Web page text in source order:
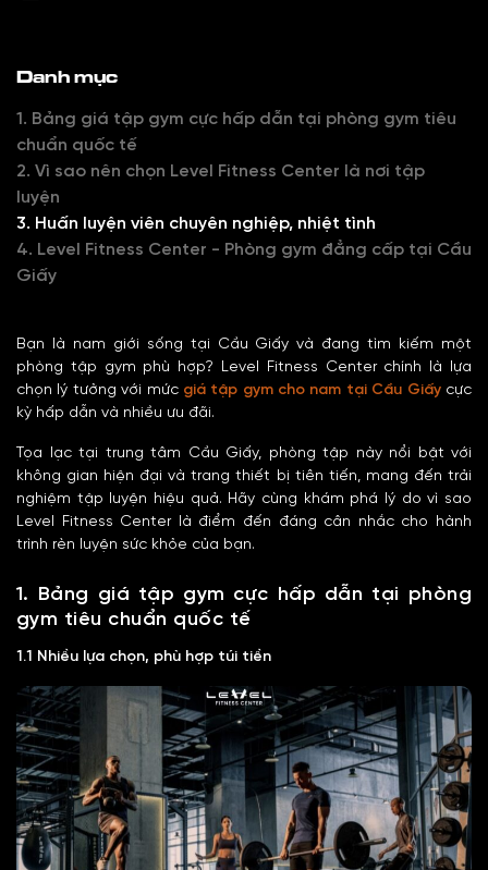
Danh mục
1. Bảng giá tập gym cực hấp dẫn tại phòng gym tiêu
chuẩn quốc tế
2. Vì sao nên chọn Level Fitness Center là nơi tập
luyện
3. Huấn luyện viên chuyên nghiệp, nhiệt tình
4. Level Fitness Center - Phòng gym đẳng cấp tại Cầu
Giấy
Bạn là nam giới sống tại Cầu Giấy và đang tìm kiếm một
phòng tập gym phù hợp? Level Fitness Center chính là lựa
chọn lý tưởng với mức giá tập gym cho nam tại Cầu Giấycực
kỳ hấp dẫn và nhiều ưu đãi.
Tọa lạc tại trung tâm Cầu Giấy, phòng tập này nổi bật với
không gian hiện đại và trang thiết bị tiên tiến, mang đến trải
nghiệm tập luyện hiệu quả. Hãy cùng khám phá lý do vì sao
Level Fitness Center là điểm đến đáng cân nhắc cho hành
trình rèn luyện sức khỏe của bạn.
1. Bảng giá tập gym cực hấp dẫn tại phòng
gym tiêu chuẩn quốc tế
1.1 Nhiều lựa chọn, phù hợp túi tiền